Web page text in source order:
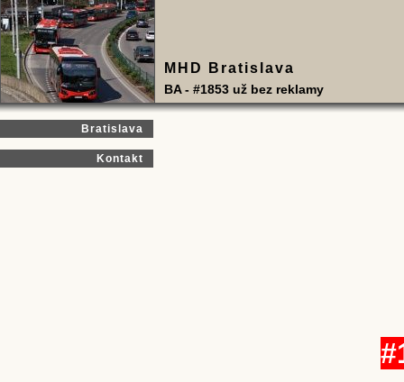
MHD Bratislava
BA - #1853 už bez reklamy
Bratislava
Kontakt